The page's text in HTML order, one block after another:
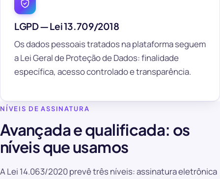
LGPD — Lei 13.709/2018
Os dados pessoais tratados na plataforma seguem
a Lei Geral de Proteção de Dados: finalidade
específica, acesso controlado e transparência.
NÍVEIS DE ASSINATURA
Avançada e qualificada: os
níveis que usamos
A Lei 14.063/2020 prevê três níveis: assinatura eletrônica